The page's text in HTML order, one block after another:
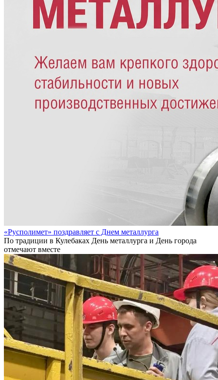
«Русполимет» поздравляет с Днем металлурга
По традиции в Кулебаках День металлурга и День города
отмечают вместе